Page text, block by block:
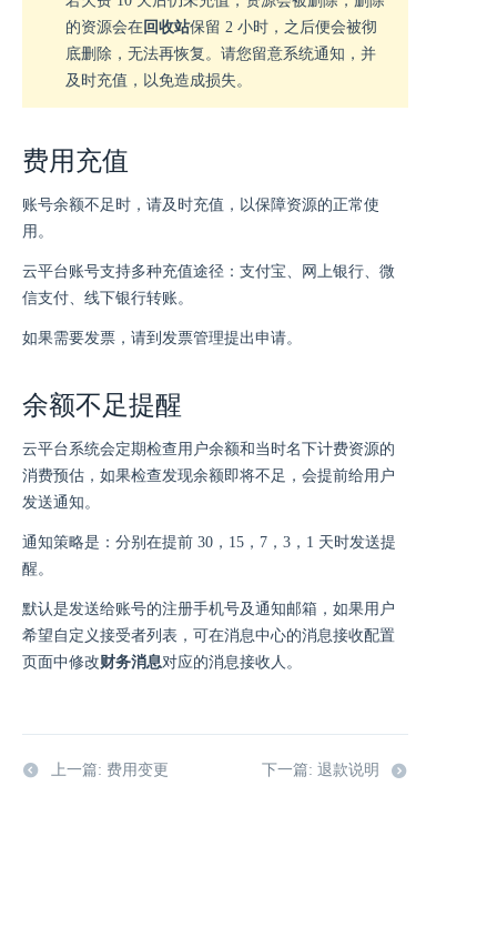
的资源会在回收站保留 2 小时，之后便会被彻
底删除，无法再恢复。请您留意系统通知，并
及时充值，以免造成损失。
费用充值
账号余额不足时，请及时充值，以保障资源的正常使
用。
云平台账号支持多种充值途径：支付宝、网上银行、微
信支付、线下银行转账。
如果需要发票，请到发票管理提出申请。
余额不足提醒
云平台系统会定期检查用户余额和当时名下计费资源的
消费预估，如果检查发现余额即将不足，会提前给用户
发送通知。
通知策略是：分别在提前 30，15，7，3，1 天时发送提
醒。
默认是发送给账号的注册手机号及通知邮箱，如果用户
希望自定义接受者列表，可在消息中心的消息接收配置
页面中修改财务消息对应的消息接收人。
上一篇: 费用变更 下一篇: 退款说明